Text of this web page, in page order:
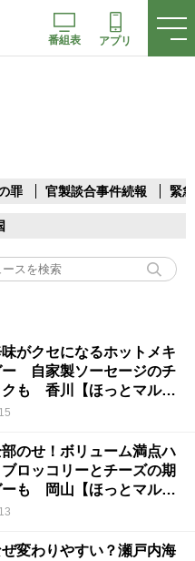
番組表 アプリ
罪 官製談合事件続報 緊
がクセになるホットメキ
ー 自家製ソーセージのチ
クも 香川【ほっとマルシ
部のせ！ボリューム満点ハ
ロッコリーとチーズの期
ーも 岡山【ほっとマルシ
変わりやすい？瀬戸内海